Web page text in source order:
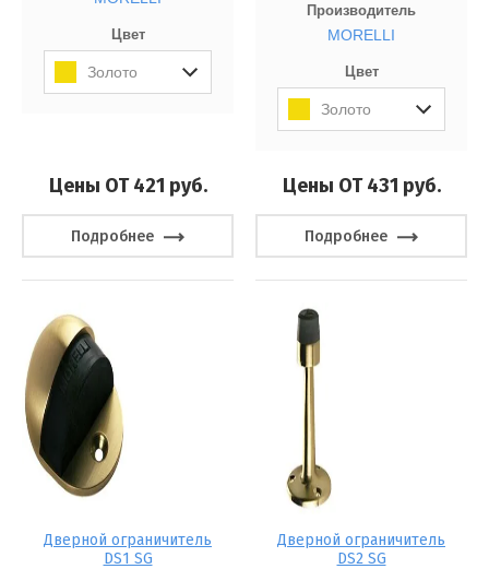
Цвет
Золото
Цены ОТ 421 руб.
Подробнее
Производитель
MORELLI
Цвет
Золото
Цены ОТ 431 руб.
Подробнее
Дверной ограничитель
DS1 SG
Дверной ограничитель
DS2 SG